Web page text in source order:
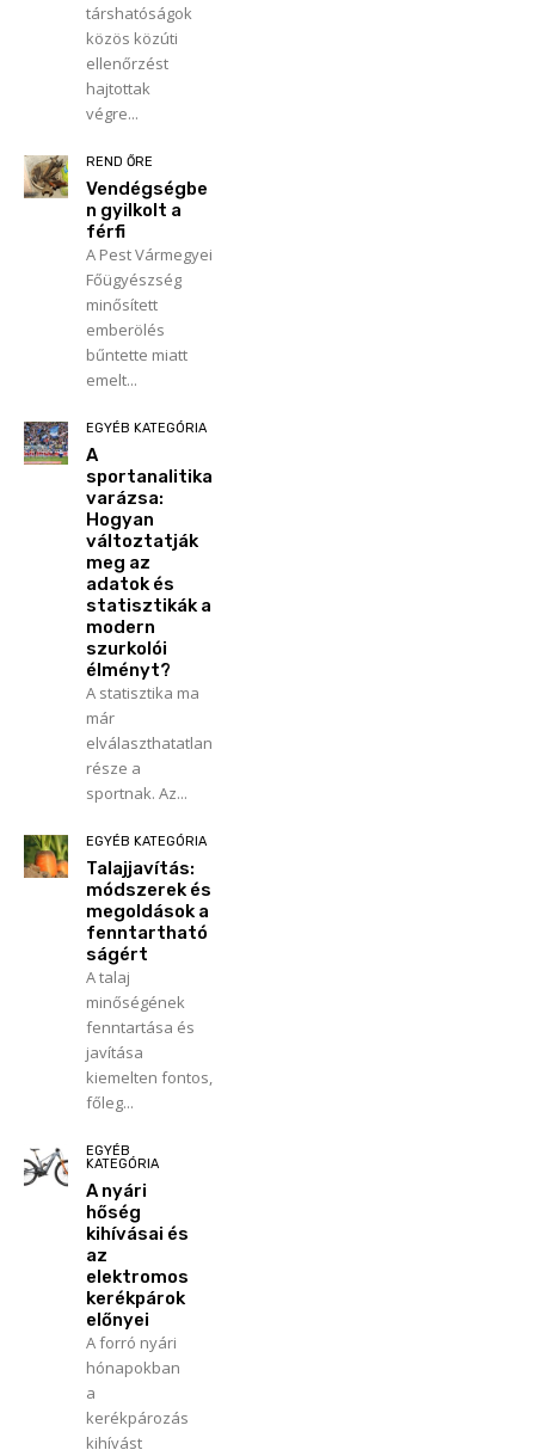
társhatóságok
közös közúti
ellenőrzést
hajtottak
végre...
REND ŐRE
Vendégségbe
n gyilkolt a
férfi
A Pest Vármegyei
Főügyészség
minősített
emberölés
bűntette miatt
emelt...
EGYÉB KATEGÓRIA
A
sportanalitika
varázsa:
Hogyan
változtatják
meg az
adatok és
statisztikák a
modern
szurkolói
élményt?
A statisztika ma
már
elválaszthatatlan
része a
sportnak. Az...
EGYÉB KATEGÓRIA
Talajjavítás:
módszerek és
megoldások a
fenntartható
ságért
A talaj
minőségének
fenntartása és
javítása
kiemelten fontos,
főleg...
EGYÉB
KATEGÓRIA
A nyári
hőség
kihívásai és
az
elektromos
kerékpárok
előnyei
A forró nyári
hónapokban
a
kerékpározás
kihívást